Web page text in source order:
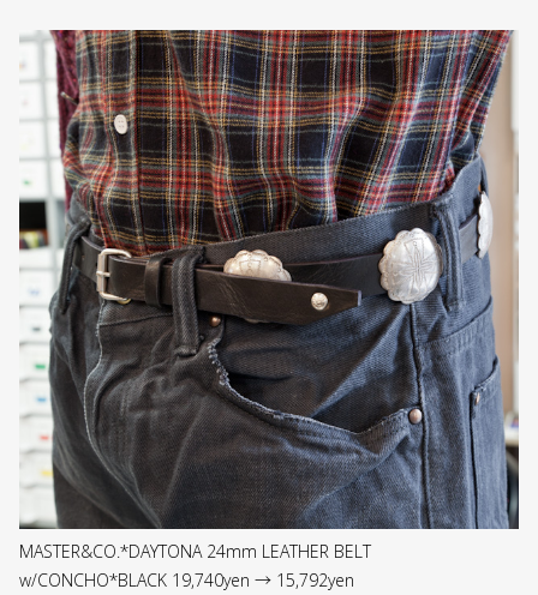
MASTER&CO.*DAYTONA 24mm LEATHER BELT
w/CONCHO*BLACK 19,740yen → 15,792yen